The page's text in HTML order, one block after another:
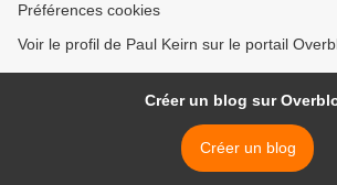
Préférences cookies
Voir le profil de Paul Keirn sur le portail
Créer un blog sur
Créer un blog